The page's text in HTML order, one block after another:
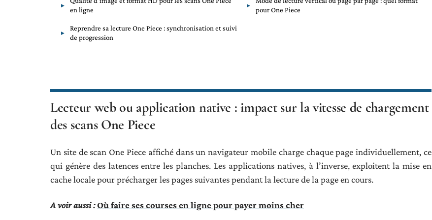
en ligne
pour One Piece
Reprendre sa lecture One Piece : synchronisation et suivi
de progression
Lecteur web ou application native : impact sur la vitesse de chargement
des scans One Piece
Un site de scan One Piece affiché dans un navigateur mobile charge chaque page individuellement, ce
qui génère des latences entre les planches. Les applications natives, à l’inverse, exploitent la mise en
cache locale pour précharger les pages suivantes pendant la lecture de la page en cours.
A voir aussi :Où faire ses courses en ligne pour payer moins cher